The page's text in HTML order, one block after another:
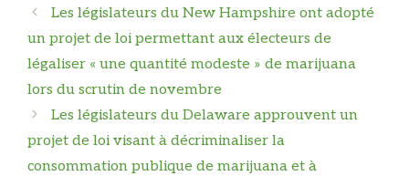
Navigation
des
Les législateurs du New Hampshire ont adopté
un projet de loi permettant aux électeurs de
légaliser « une quantité modeste » de marijuana
lors du scrutin de novembre
Les législateurs du Delaware approuvent un
projet de loi visant à décriminaliser la
consommation publique de marijuana et à